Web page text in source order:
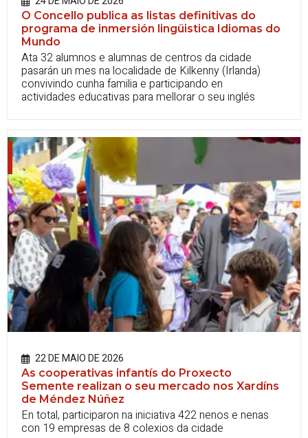
O Concello publica as listas definitivas do
programa de inmersión lingüistica Idiomas do
Mundo
Ata 32 alumnos e alumnas de centros da cidade
pasarán un mes na localidade de Kilkenny (Irlanda)
convivindo cunha familia e participando en
actividades educativas para mellorar o seu inglés
22 DE MAIO DE 2026
As cooperativas infantís do Proxecto
Semente realizan o seu mercado nos Xardíns
de Méndez Núñez
En total, participaron na iniciativa 422 nenos e nenas
con 19 empresas de 8 colexios da cidade